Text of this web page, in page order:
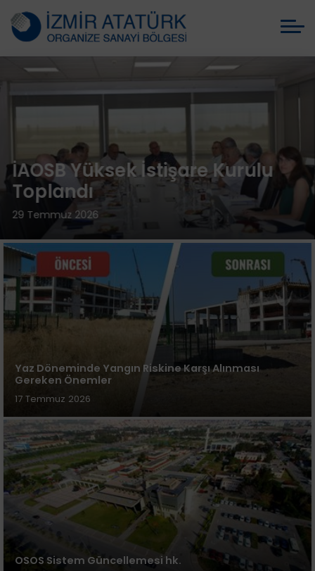
İAOSB Yüksek İstişare Kurulu
Toplandı
29 Temmuz 2026
Yaz Döneminde Yangın Riskine Karşı Alınması
Gereken Önemler
17 Temmuz 2026
OSOS Sistem Güncellemesi hk.